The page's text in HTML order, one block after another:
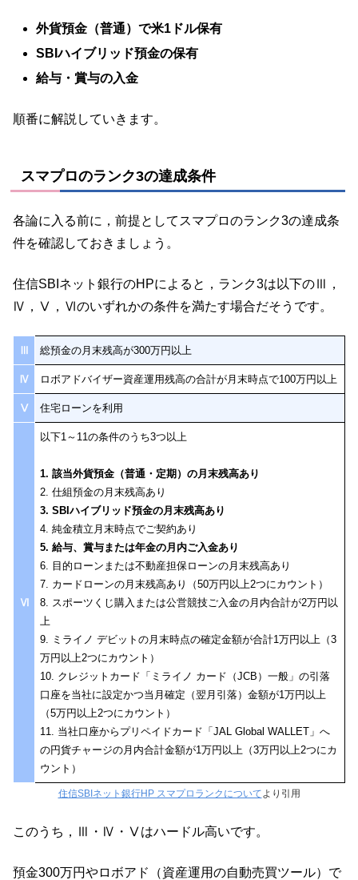
外貨預金（普通）で米1ドル保有
SBIハイブリッド預金の保有
給与・賞与の入金
順番に解説していきます。
スマプロのランク3の達成条件
各論に入る前に，前提としてスマプロのランク3の達成条
件を確認しておきましょう。
住信SBIネット銀行のHPによると，ランク3は以下のⅢ，
Ⅳ，Ⅴ，Ⅵのいずれかの条件を満たす場合だそうです。
総預金の月末残高が300万円以上
Ⅳ ロボアドバイザー資産運用残高の合計が月末時点で100万円以上
Ⅴ 住宅ローンを利用
Ⅵ
以下1～11の条件のうち3つ以上
1. 該当外貨預金（普通・定期）の月末残高あり
2. 仕組預金の月末残高あり
3. SBIハイブリッド預金の月末残高あり
4. 純金積立月末時点でご契約あり
5. 給与、賞与または年金の月内ご入金あり
6. 目的ローンまたは不動産担保ローンの月末残高あり
7. カードローンの月末残高あり（50万円以上2つにカウント）
8. スポーツくじ購入または公営競技ご入金の月内合計が2万円以
上
9. ミライノ デビットの月末時点の確定金額が合計1万円以上（3
万円以上2つにカウント）
10. クレジットカード「ミライノ カード（JCB）一般」の引落
口座を当社に設定かつ当月確定（翌月引落）金額が1万円以上
（5万円以上2つにカウント）
11. 当社口座からプリペイドカード「JAL Global WALLET」へ
の円貨チャージの月内合計金額が1万円以上（3万円以上2つにカ
ウント）
住信SBIネット銀行HP スマプロランクについてより引用
このうち，Ⅲ・Ⅳ・Ⅴはハードル高いです。
預金300万円やロボアド（資産運用の自動売買ツール）で